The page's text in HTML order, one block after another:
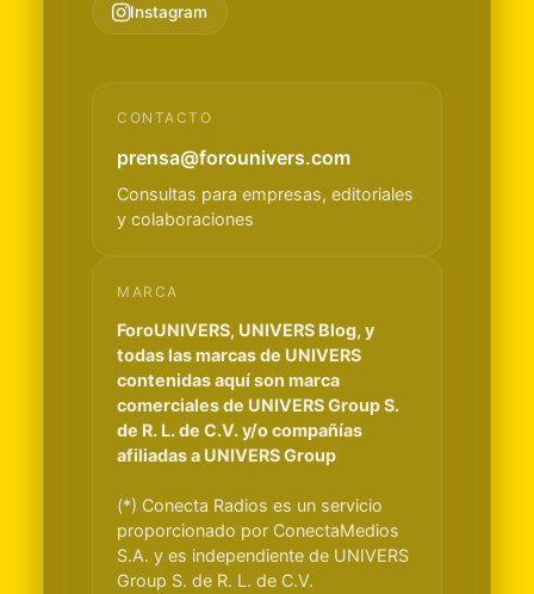
Instagram
CONTACTO
prensa@forounivers.com
Consultas para empresas, editoriales
y colaboraciones
MARCA
ForoUNIVERS, UNIVERS Blog, y
todas las marcas de UNIVERS
contenidas aquí son marca
comerciales de UNIVERS Group S.
de R. L. de C.V. y/o compañías
afiliadas a UNIVERS Group
(*) Conecta Radios es un servicio
proporcionado por ConectaMedios
S.A. y es independiente de UNIVERS
Group S. de R. L. de C.V.